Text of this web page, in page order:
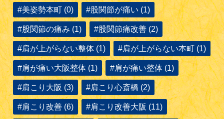
#美姿勢本町 (0) #股関節が痛い (1)
#股関節の痛み (1) #股関節痛改善 (2)
#肩が上がらない整体 (1) #肩が上がらない本町 (1)
#肩が痛い大阪整体 (1) #肩が痛い整体 (1)
#肩こり大阪 (3) #肩こり心斎橋 (2)
#肩こり改善 (6) #肩こり改善大阪 (11)